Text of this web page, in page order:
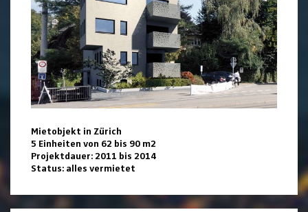
Mietobjekt in Zürich
5 Einheiten von 62 bis 90 m2
Projektdauer: 2011 bis 2014
Status: alles vermietet